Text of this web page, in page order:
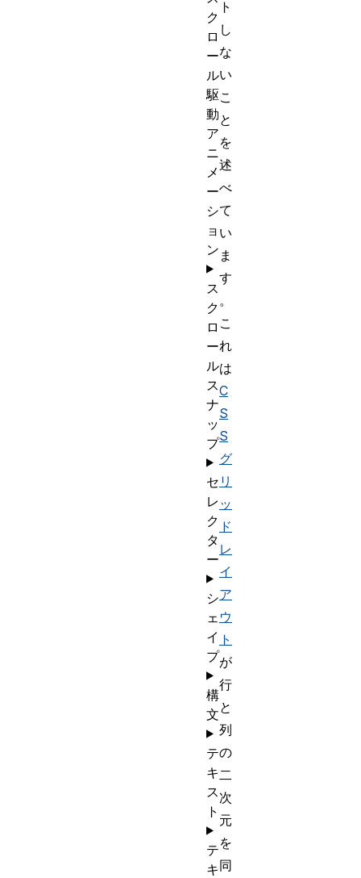
ト
し
な
い
こ
と
を
述
べ
て
い
ま
す
。
こ
れ
は
C
S
S
グ
リ
ッ
ド
レ
イ
ア
ウ
ト
が
行
と
列
の
二
次
元
を
同
ク
ロ
ー
ル
駆
動
ア
ニ
メ
ー
シ
ョ
ン
ス
ク
ロ
ー
ル
ス
ナ
ッ
プ
セ
レ
ク
タ
ー
シ
ェ
イ
プ
構
文
テ
キ
ス
ト
テ
キ